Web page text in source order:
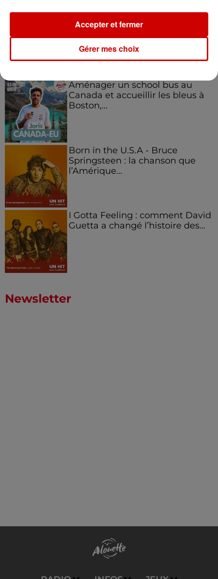
Kelly Massol, figure
emblématique de
l'entrepreneuriat féminin
Aménager un school bus au
Canada et accueillir les bleus à
Boston,...
Born in the U.S.A - Bruce
Springsteen : la chanson que
l’Amérique...
I Gotta Feeling : comment David
Guetta a changé l’histoire des...
Newsletter
Gérer mes choix
Accepter et fermer